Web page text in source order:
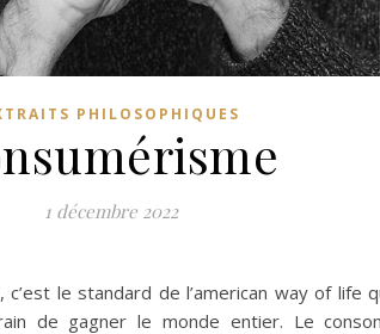
PHILOSOPHIQUES
1 décembre 2022
le standard de l’american way of life
de gagner le monde entier. Le